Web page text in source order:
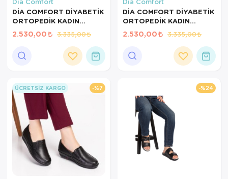
Tansiyon
Tansiyon
Tıbbi Cihazlar
Hasta Bakım Ürünleri
Hasta Bakım Ürünleri
Hava nemlendirici
Isıtıcı Battaniye
KIzilotesi isik
Kişisel Bakım ve Sağlık
Kişisel Bakım ve Sağlık
DİA COMFORT DİYABETİK
ORTOPEDİK KADIN
TERLİK BORDO-38
NUMARA
2.530,00 3.335,00
DİA COMFORT DİYABETİK
ORTOPEDİK KADIN
TERLİK BORDO-37
NUMARA
2.530,00 3.335,00
ÜCRETSIZ KARGO %7 %24